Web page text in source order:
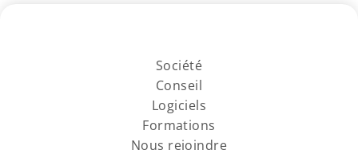
Société
Conseil
Logiciels
Formations
Nous rejoindre